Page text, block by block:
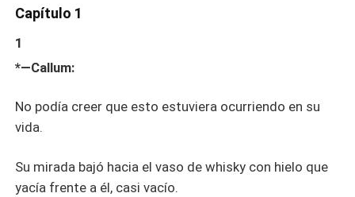
Capítulo 1
1
*—Callum:
No podía creer que esto estuviera ocurriendo en su
vida.
Su mirada bajó hacia el vaso de whisky con hielo que
yacía frente a él, casi vacío.